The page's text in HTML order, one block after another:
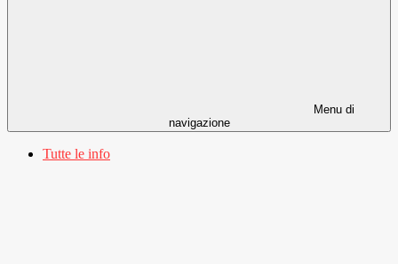
Menu di
navigazione
Tutte le info